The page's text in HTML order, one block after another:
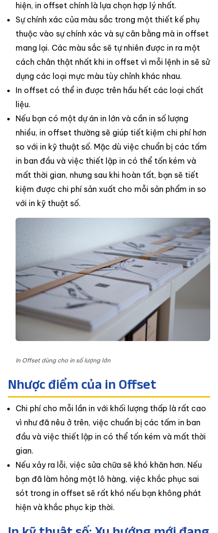
hiện, in offset chính là lựa chọn hợp lý nhất.
Sự chính xác của màu sắc trong một thiết kế phụ
thuộc vào sự chính xác và sự cân bằng mà in offset
mang lại. Các màu sắc sẽ tự nhiên được in ra một
cách chân thật nhất khi in offset vì mỗi lệnh in sẽ sử
dụng các loại mực màu tùy chỉnh khác nhau.
In offset có thể in được trên hầu hết các loại chất
liệu.
Nếu bạn có một dự án in lớn và cần in số lượng
nhiều, in offset thường sẽ giúp tiết kiệm chi phí hơn
so với in kỹ thuật số. Mặc dù việc chuẩn bị các tấm
in ban đầu và việc thiết lập in có thể tốn kém và
mất thời gian, nhưng sau khi hoàn tất, bạn sẽ tiết
kiệm được chi phí sản xuất cho mỗi sản phẩm in so
với in kỹ thuật số.
In Offset dùng cho in số lượng lớn
Nhược điểm của in Offset
Chi phí cho mỗi lần in với khối lượng thấp là rất cao
vì như đã nêu ở trên, việc chuẩn bị các tấm in ban
đầu và việc thiết lập in có thể tốn kém và mất thời
gian.
Nếu xảy ra lỗi, việc sửa chữa sẽ khó khăn hơn. Nếu
bạn đã làm hỏng một lô hàng, việc khắc phục sai
sót trong in offset sẽ rất khó nếu bạn không phát
hiện và khắc phục kịp thời.